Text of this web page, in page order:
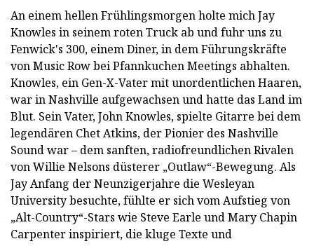
An einem hellen Frühlingsmorgen holte mich Jay
Knowles in seinem roten Truck ab und fuhr uns zu
Fenwick's 300, einem Diner, in dem Führungskräfte
von Music Row bei Pfannkuchen Meetings abhalten.
Knowles, ein Gen-X-Vater mit unordentlichen Haaren,
war in Nashville aufgewachsen und hatte das Land im
Blut. Sein Vater, John Knowles, spielte Gitarre bei dem
legendären Chet Atkins, der Pionier des Nashville
Sound war – dem sanften, radiofreundlichen Rivalen
von Willie Nelsons düsterer „Outlaw“-Bewegung. Als
Jay Anfang der Neunzigerjahre die Wesleyan
University besuchte, fühlte er sich vom Aufstieg von
„Alt-Country“-Stars wie Steve Earle und Mary Chapin
Carpenter inspiriert, die kluge Texte und